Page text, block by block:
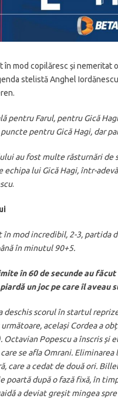
în mod copilăresc și nemeritat
stelistă Anghel
pentru Farul, pentru Gică
pentru Gică Hagi, dar
au fost multe răsturnări de
echipa lui Gică Hagi, într-
.
în mod incredibil, 2-3,
în minutul 90+5.
în 60 de secunde au
un joc pe care îl aveau
deschis scorul în startul
același Cordea a
Octavian Popescu a înscris și
se afla Omrani.
care a cedat de două ori.
poartă după o fază fixă, în
a deviat greșit mingea spre